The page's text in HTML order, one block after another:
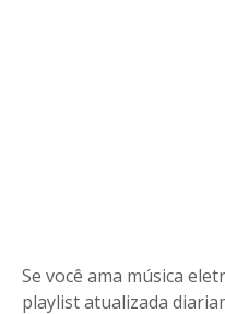
Se você ama música
playlist atualizada